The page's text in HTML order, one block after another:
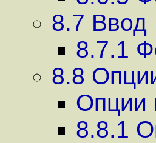
8.7 Ввод
8.7.1
8.8
Опции
8.8.1